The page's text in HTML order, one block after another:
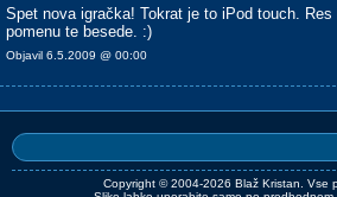
Spet nova igračka! Tokrat je to iPod touch. Res
pomenu te besede. :)
Objavil 6.5.2009 @ 00:00
Copyright © 2004-2026 Blaž Kristan. Vse